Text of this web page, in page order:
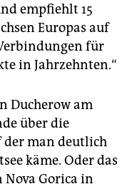
empfiehlt 15
Europas auf
für
in Jahrzehnten.“
Ducherow am
über die
der man deutlich
käme. Oder das
Nova Gorica in